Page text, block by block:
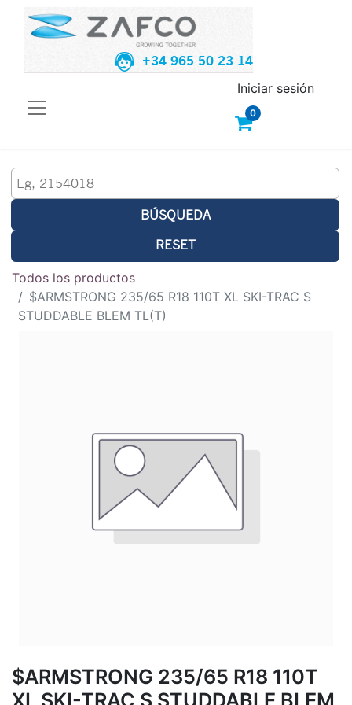
+34 965 50 23 14
0
Iniciar sesión
BÚSQUEDA
RESET
Todos los productos
$ARMSTRONG 235/65 R18 110T XL SKI-TRAC S
STUDDABLE BLEM TL(T)
$ARMSTRONG 235/65 R18 110T
XL SKI-TRAC S STUDDABLE BLEM